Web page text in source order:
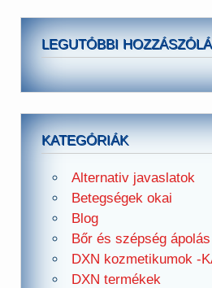
LEGUTÓBBI
KATEGÓRIÁK
Alternativ javaslatok
Betegségek okai
Blog
Bőr és szépség ápolás
DXN kozmetikumok -
DXN termékek